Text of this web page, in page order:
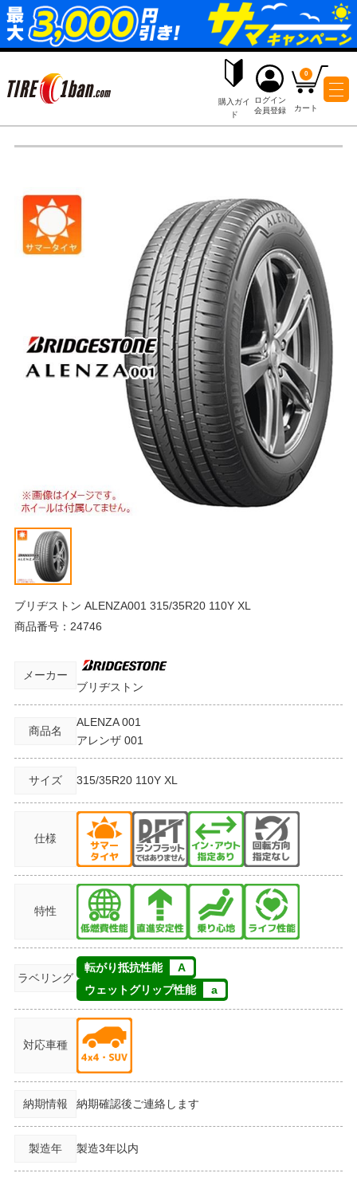
購入ガイ
ド
ログイン
ブリヂストン ALENZA001 315/35R20 110Y XL
商品番号： 24746
メーカー
ブリヂストン
商品名
ALENZA 001
アレンザ 001
サイズ 315/35R20 110Y XL
仕様
特性
ラベリング
転がり抵抗性能
A
ウェットグリップ性能
a
対応車種
納期情報 納期確認後ご連絡します
製造年 製造3年以内